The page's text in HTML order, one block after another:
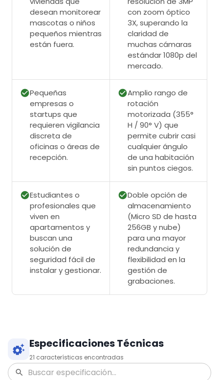
desean monitorear
mascotas o niños
pequeños mientras
están fuera.
con zoom óptico
3X, superando la
claridad de
muchas cámaras
estándar 1080p del
mercado.
Pequeñas
empresas o
startups que
requieren vigilancia
discreta de
oficinas o áreas de
recepción.
Amplio rango de
rotación
motorizada (355°
H / 90° V) que
permite cubrir casi
cualquier ángulo
de una habitación
sin puntos ciegos.
Estudiantes o
profesionales que
viven en
apartamentos y
buscan una
solución de
seguridad fácil de
instalar y gestionar.
Doble opción de
almacenamiento
(Micro SD de hasta
256GB y nube)
para una mayor
redundancia y
flexibilidad en la
gestión de
grabaciones.
Especificaciones Técnicas
21 características encontradas